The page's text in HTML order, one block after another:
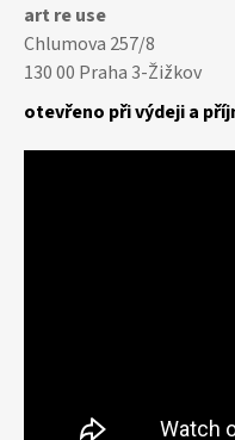
art re use
Chlumova 257/8
130 00 Praha 3-Žižkov
otevřeno při výdeji a